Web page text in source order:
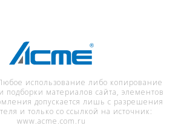
использование либо копирование
подборки материалов сайта, элементов
допускается лишь с разрешения
и только со ссылкой на источник:
www.acme.com.ru